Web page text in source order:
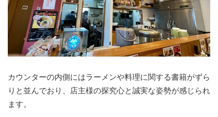
カウンターの内側にはラーメンや料理に関する書籍がずら
りと並んでおり、店主様の探究心と誠実な姿勢が感じられ
ます。